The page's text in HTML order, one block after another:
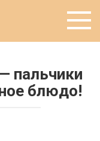
пальчики
блюдо!